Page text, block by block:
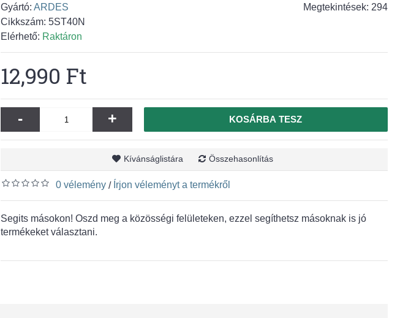
Megtekintések: 294
Gyártó: ARDES
Cikkszám: 5ST40N
Elérhető: Raktáron
12,990 Ft
- + KOSÁRBA TESZ
Kívánságlistára Összehasonlítás
0 vélemény / Írjon véleményt a termékről
Segits másokon! Oszd meg a közösségi felületeken, ezzel segíthetsz másoknak is jó
termékeket választani.